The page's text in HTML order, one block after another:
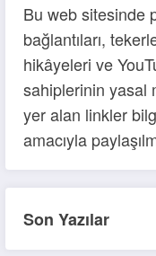
Bu web sitesinde
bağlantıları,
hikâyeleri ve
sahiplerinin yasal
yer alan linkler
amacıyla
Son Yazılar